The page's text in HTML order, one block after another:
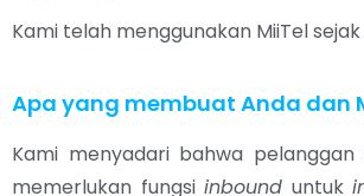
Kami telah menggunakan MiiTel
Apa yang membuat Anda dan
Kami menyadari bahwa
memerlukan fungsiinbound untuk